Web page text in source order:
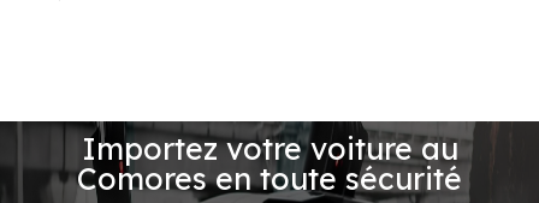
Importez votre voiture au
Comores en toute sécurité